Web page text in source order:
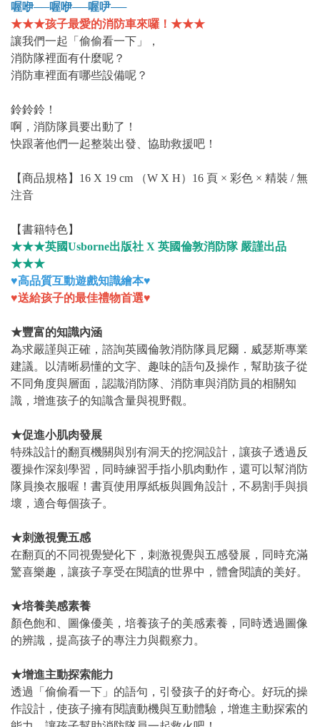
喔咿──喔咿──喔吚──
★★★孩子最愛的消防車來囉！★★★
讓我們一起「偷偷看一下」，
消防隊裡面有什麼呢？
消防車裡面有哪些設備呢？
鈴鈴鈴！
啊，消防隊員要出動了！
快跟著他們一起整裝出發、協助救援吧！
【商品規格】16 X 19 cm （W X H）16 頁 × 彩色 × 精裝 / 無
注音
【書籍特色】
★★★英國Usborne出版社 X 英國倫敦消防隊 嚴謹出品
★★★
♥高品質互動遊戲知識繪本♥
♥送給孩子的最佳禮物首選♥
★豐富的知識內涵
為求嚴謹與正確，諮詢英國倫敦消防隊員尼爾．威瑟斯專業
建議。以清晰易懂的文字、趣味的語句及操作，幫助孩子從
不同角度與層面，認識消防隊、消防車與消防員的相關知
識，增進孩子的知識含量與視野觀。
★促進小肌肉發展
特殊設計的翻頁機關與別有洞天的挖洞設計，讓孩子透過反
覆操作深刻學習，同時練習手指小肌肉動作，還可以幫消防
隊員換衣服喔！書頁使用厚紙板與圓角設計，不易割手與損
壞，適合每個孩子。
★刺激視覺五感
在翻頁的不同視覺變化下，刺激視覺與五感發展，同時充滿
驚喜樂趣，讓孩子享受在閱讀的世界中，體會閱讀的美好。
★培養美感素養
顏色飽和、圖像優美，培養孩子的美感素養，同時透過圖像
的辨識，提高孩子的專注力與觀察力。
★增進主動探索能力
透過「偷偷看一下」的語句，引發孩子的好奇心。好玩的操
作設計，使孩子擁有閱讀動機與互動體驗，增進主動探索的